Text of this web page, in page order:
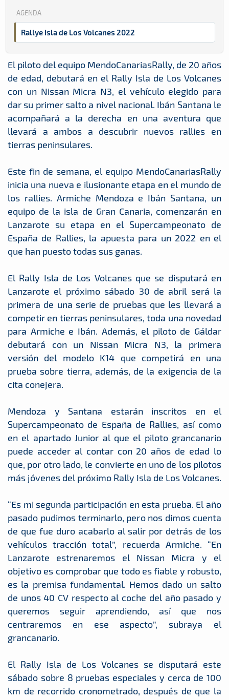
AGENDA
Rallye Isla de Los Volcanes 2022
El piloto del equipo MendoCanariasRally, de 20 años
de edad, debutará en el Rally Isla de Los Volcanes
con un Nissan Micra N3, el vehículo elegido para
dar su primer salto a nivel nacional. Ibán Santana le
acompañará a la derecha en una aventura que
llevará a ambos a descubrir nuevos rallies en
tierras peninsulares.
Este fin de semana, el equipo MendoCanariasRally
inicia una nueva e ilusionante etapa en el mundo de
los rallies. Armiche Mendoza e Ibán Santana, un
equipo de la isla de Gran Canaria, comenzarán en
Lanzarote su etapa en el Supercampeonato de
España de Rallies, la apuesta para un 2022 en el
que han puesto todas sus ganas.
El Rally Isla de Los Volcanes que se disputará en
Lanzarote el próximo sábado 30 de abril será la
primera de una serie de pruebas que les llevará a
competir en tierras peninsulares, toda una novedad
para Armiche e Ibán. Además, el piloto de Gáldar
debutará con un Nissan Micra N3, la primera
versión del modelo K14 que competirá en una
prueba sobre tierra, además, de la exigencia de la
cita conejera.
Mendoza y Santana estarán inscritos en el
Supercampeonato de España de Rallies, así como
en el apartado Junior al que el piloto grancanario
puede acceder al contar con 20 años de edad lo
que, por otro lado, le convierte en uno de los pilotos
más jóvenes del próximo Rally Isla de Los Volcanes.
“Es mi segunda participación en esta prueba. El año
pasado pudimos terminarlo, pero nos dimos cuenta
de que fue duro acabarlo al salir por detrás de los
vehículos tracción total”, recuerda Armiche. “En
Lanzarote estrenaremos el Nissan Micra y el
objetivo es comprobar que todo es fiable y robusto,
es la premisa fundamental. Hemos dado un salto
de unos 40 CV respecto al coche del año pasado y
queremos seguir aprendiendo, así que nos
centraremos en ese aspecto”, subraya el
grancanario.
El Rally Isla de Los Volcanes se disputará este
sábado sobre 8 pruebas especiales y cerca de 100
km de recorrido cronometrado, después de que la